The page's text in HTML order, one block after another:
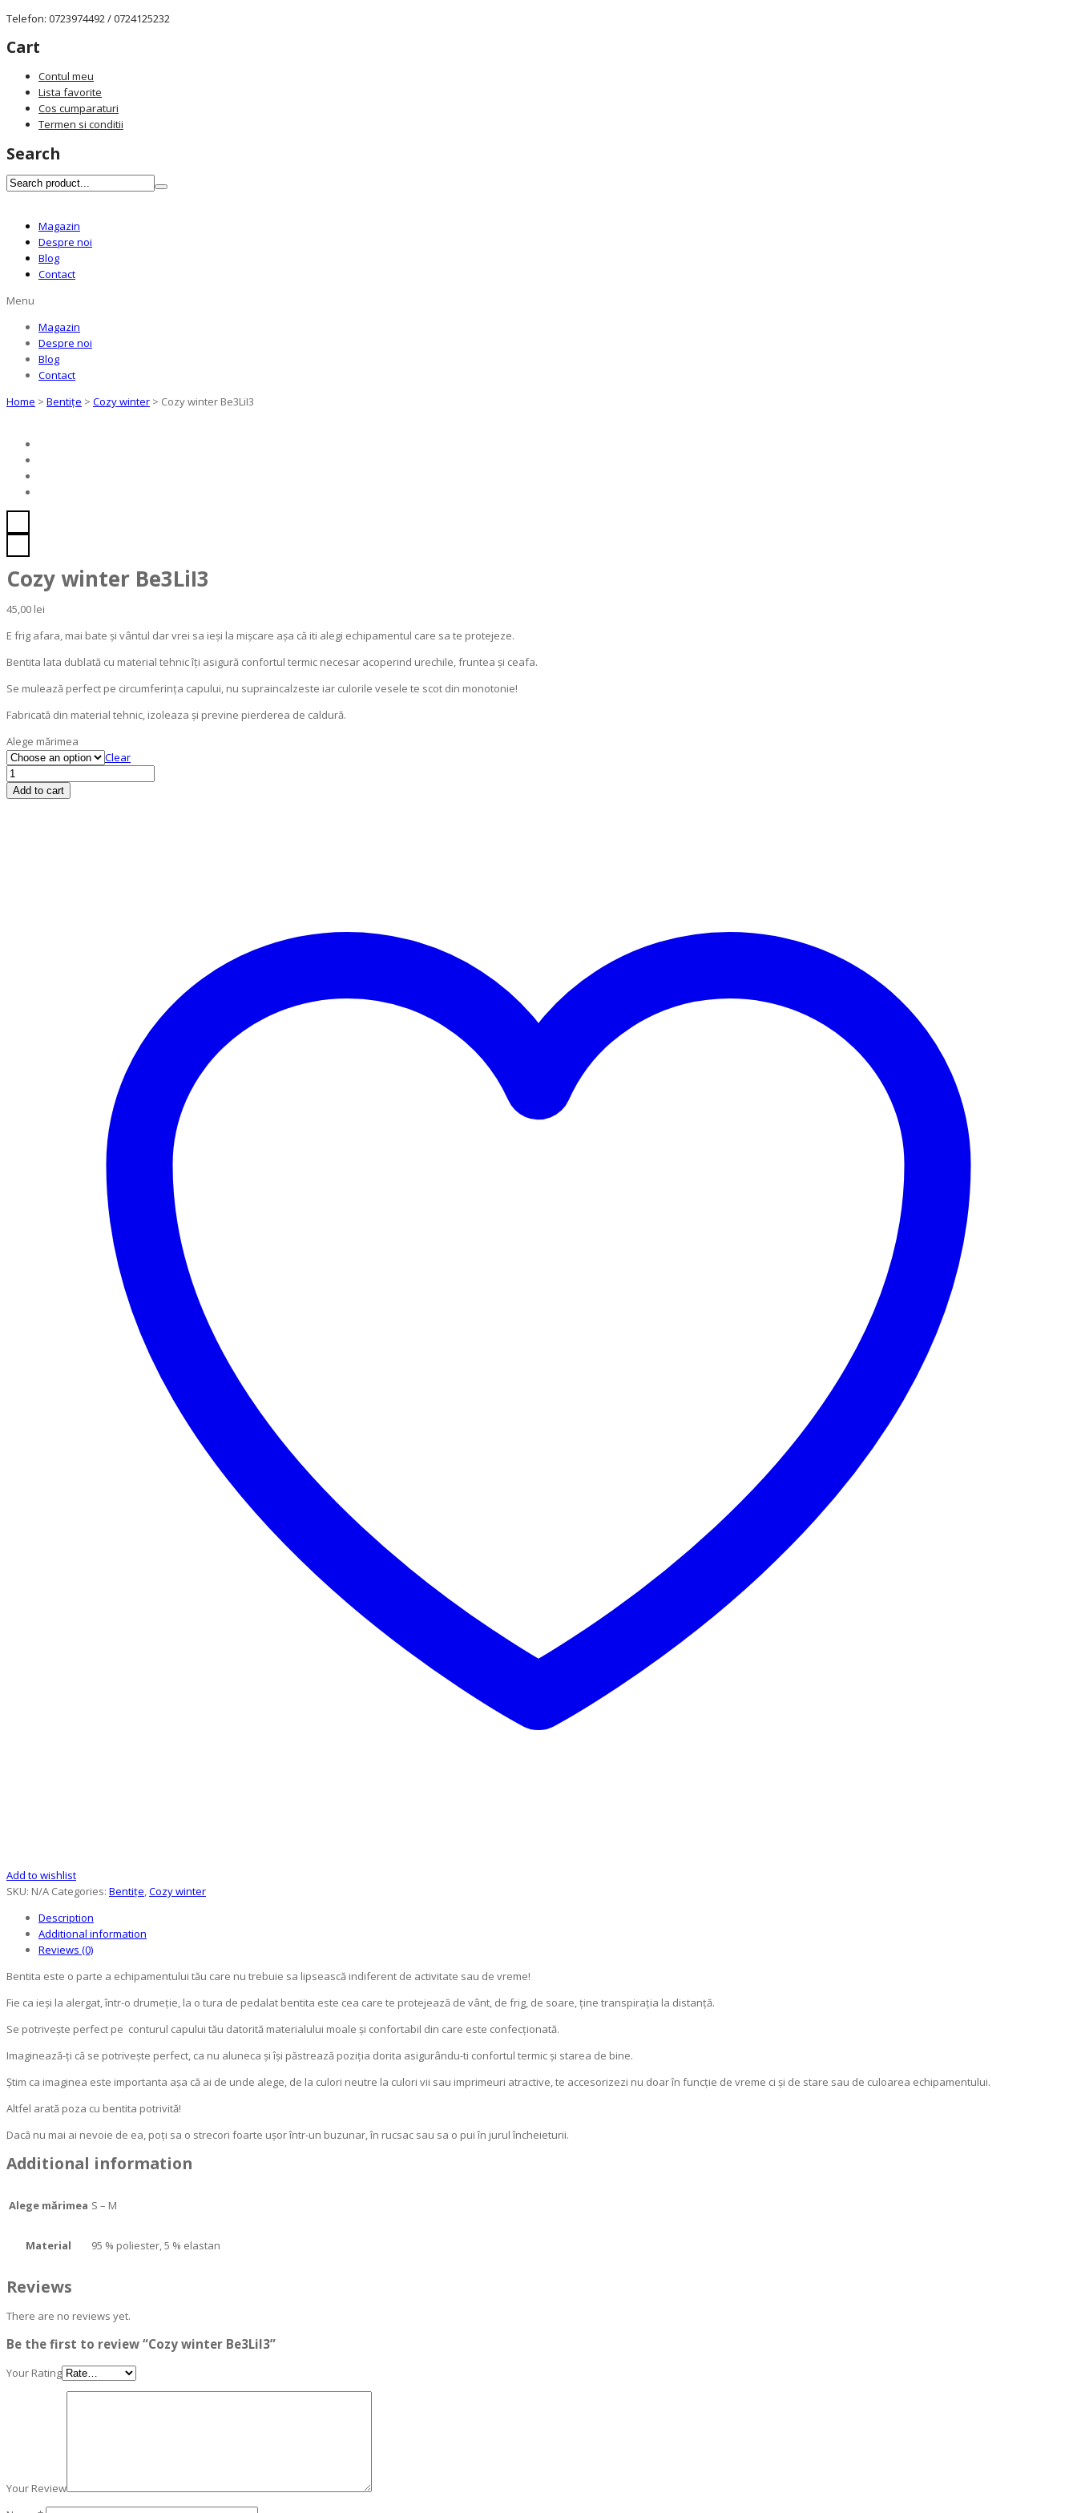
Telefon: 0723974492 / 0724125232
Cart
Contul meu
Lista favorite
Cos cumparaturi
Termen si conditii
Search
Magazin
Despre noi
Blog
Contact
Menu
Magazin
Despre noi
Blog
Contact
Home > Bentițe > Cozy winter > Cozy winter Be3LiI3
Cozy winter Be3LiI3
45,00 lei
E frig afara, mai bate și vântul dar vrei sa ieși la mișcare așa că iti alegi echipamentul care sa te protejeze.
Bentita lata dublată cu material tehnic îți asigură confortul termic necesar acoperind urechile, fruntea și ceafa.
Se mulează perfect pe circumferința capului, nu supraincalzeste iar culorile vesele te scot din monotonie!
Fabricată din material tehnic, izoleaza și previne pierderea de caldură.
Alege mărimea
Clear
Cozy
winter
Add to cart
Add to wishlist
SKU: N/A Categories: Bentițe Cozy winter
Description
Additional information
Reviews (0)
Bentita este o parte a echipamentului tău care nu trebuie sa lipsească indiferent de activitate sau de vreme!
Fie ca ieși la alergat, într-o drumeție, la o tura de pedalat bentita este cea care te protejează de vânt, de frig, de soare, ține transpirația la distanță.
Se potrivește perfect pe conturul capului tău datorită materialului moale și confortabil din care este confecționată.
Imaginează-ți că se potrivește perfect, ca nu aluneca și își păstrează poziția dorita asigurându-ti confortul termic și starea de bine.
Știm ca imaginea este importanta așa că ai de unde alege, de la culori neutre la culori vii sau imprimeuri atractive, te accesorizezi nu doar în funcție de vreme ci și de stare sau de culoarea echipamentului.
Altfel arată poza cu bentita potrivită!
Dacă nu mai ai nevoie de ea, poți sa o strecori foarte ușor într-un buzunar, în rucsac sau sa o pui în jurul încheieturii.
Additional information
Alege mărimea S – M
Material 95 % poliester, 5 % elastan
Reviews
There are no reviews yet.
Be the first to review “Cozy winter Be3LiI3”
Your Rating
Your Review